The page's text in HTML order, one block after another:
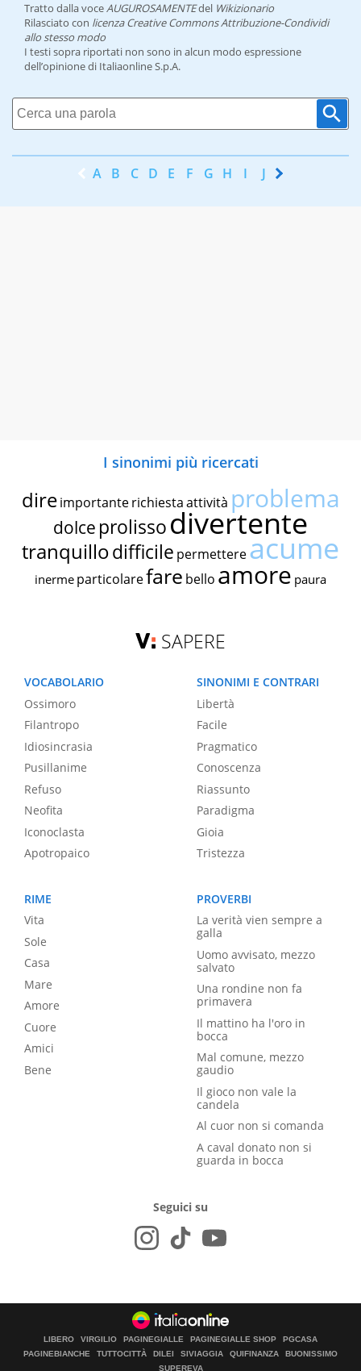
Tratto dalla voceAUGUROSAMENTEdel Wikizionario
Rilasciato con licenza Creative Commons Attribuzione-Condividi
allo stesso modo
I testi sopra riportati non sono in alcun modo espressione
dell’opinione di Italiaonline S.p.A.
A B C D E F G H I J K
I sinonimi più ricercati
dire importante richiestaattività problema
dolce prolissodivertente
tranquillodifficile permettereacume
inerme particolarefare bello amore paura
SAPERE
VOCABOLARIO
Ossimoro
Filantropo
Idiosincrasia
Pusillanime
Refuso
Neofita
Iconoclasta
Apotropaico
SINONIMI E CONTRARI
Libertà
Facile
Pragmatico
Conoscenza
Riassunto
Paradigma
Gioia
Tristezza
RIME
Vita
Sole
Casa
Mare
Amore
Cuore
Amici
Bene
PROVERBI
La verità vien sempre a
galla
Uomo avvisato, mezzo
salvato
Una rondine non fa
primavera
Il mattino ha l'oro in
bocca
Mal comune, mezzo
gaudio
Il gioco non vale la
candela
Al cuor non si comanda
A caval donato non si
guarda in bocca
Seguici su
LIBERO VIRGILIO PAGINEGIALLE PAGINEGIALLE SHOP
PGCASA
PAGINEBIANCHE
TUTTOCITTÀ DILEI SIVIAGGIA QUIFINANZA
BUONISSIMO
SUPEREVA